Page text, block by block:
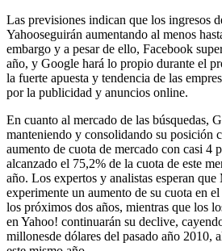
Las previsiones indican que los ingresos
Yahooseguirán aumentando al menos
embargo y a pesar de ello, Facebook
año, y Google hará lo propio durante el
la fuerte apuesta y tendencia de las
por la publicidad y anuncios online.
En cuanto al mercado de las búsquedas,
manteniendo y consolidando su posición
aumento de cuota de mercado con casi 4
alcanzado el 75,2% de la cuota de este
año. Los expertos y analistas esperan
experimente un aumento de su cuota en
los próximos dos años, mientras que los
en Yahoo! continuarán su declive,
millonesde dólares del pasado año 2010,